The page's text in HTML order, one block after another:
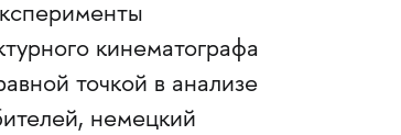
кинематографа
точкой в анализе
немецкий